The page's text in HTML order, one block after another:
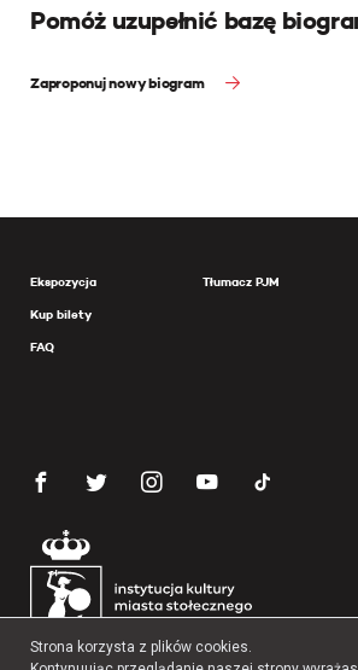
Pomóż uzupełnić bazę
Zaproponuj nowy biogram
Ekspozycja
Kup bilety
FAQ
Tłumacz PJM
Strona korzysta z plików cookies.